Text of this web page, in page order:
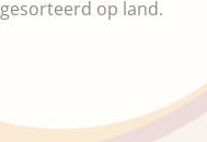
gesorteerd op land.